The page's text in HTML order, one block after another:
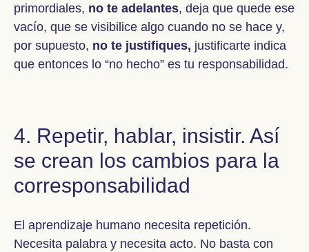
primordiales, no te adelantes, deja que quede ese
vacío, que se visibilice algo cuando no se hace y,
por supuesto, no te justifiques, justificarte indica
que entonces lo “no hecho” es tu responsabilidad.
4. Repetir, hablar, insistir. Así
se crean los cambios para la
corresponsabilidad
El aprendizaje humano necesita repetición.
Necesita palabra y necesita acto. No basta con